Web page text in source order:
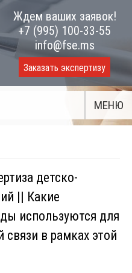
Ждем ваших заявок!
+7 (995) 100-33-55
info@fse.ms
Заказать экспертизу
МЕНЮ
детско-
|| Какие
используются для
в рамках этой